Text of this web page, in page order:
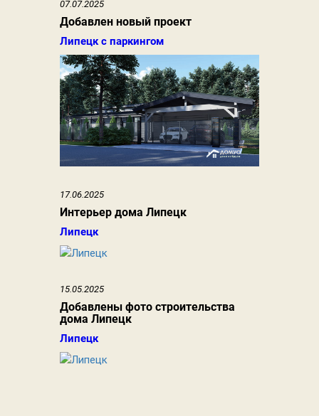
07.07.2025
Добавлен новый проект
Липецк с паркингом
17.06.2025
Интерьер дома Липецк
Липецк
15.05.2025
Добавлены фото строительства
дома Липецк
Липецк